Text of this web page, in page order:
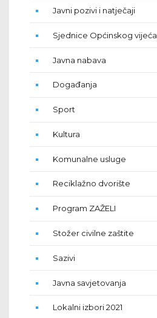
Javni pozivi i natječaji
Sjednice Općinskog vijeća
Javna nabava
Događanja
Sport
Kultura
Komunalne usluge
Reciklažno dvorište
Program ZAŽELI
Stožer civilne zaštite
Sazivi
Javna savjetovanja
Lokalni izbori 2021